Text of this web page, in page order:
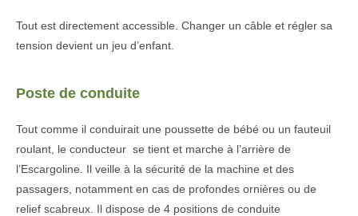
Tout est directement accessible. Changer un câble et régler sa
tension devient un jeu d’enfant.
Poste de conduite
Tout comme il conduirait une poussette de bébé ou un fauteuil
roulant, le conducteur se tient et marche à l’arrière de
l’Escargoline. Il veille à la sécurité de la machine et des
passagers, notamment en cas de profondes ornières ou de
relief scabreux. Il dispose de 4 positions de conduite